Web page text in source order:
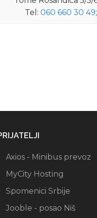
Tel:060 660 30 49
Axios - Minibus prevoz
MyCity Hosting
Spomenici Srbije
Jooble - posao Niš